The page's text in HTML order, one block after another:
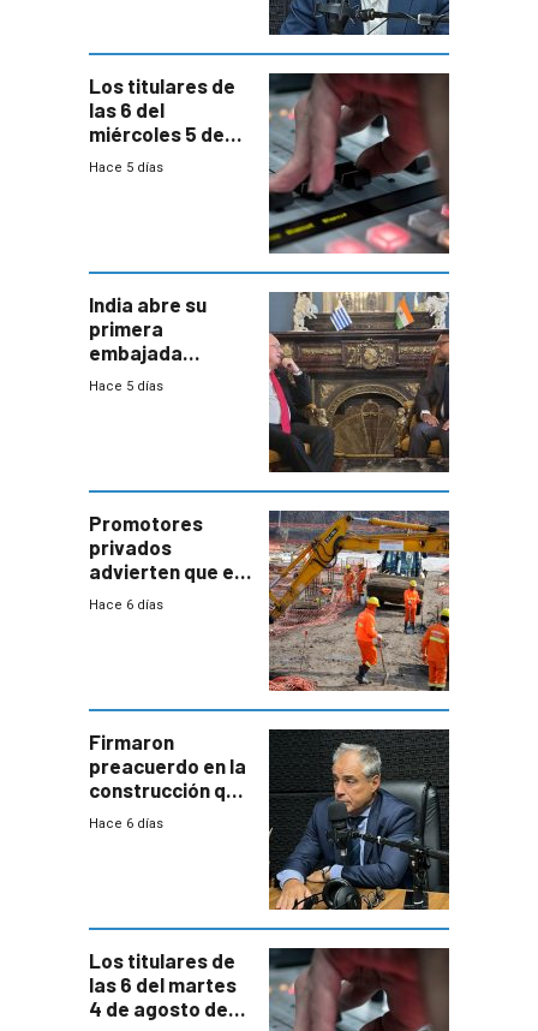
Los titulares de
las 6 del
miércoles 5 de
agosto de 2026
Hace 5 días
India abre su
primera
embajada
residente en
enorme
potencial
Hace 5 días
Promotores
privados
advierten que el
nuevo convenio
a revisar
proyectos
Hace 6 días
Firmaron
preacuerdo en la
construcción que
comprende
Hace 6 días
Los titulares de
las 6 del martes
4 de agosto de